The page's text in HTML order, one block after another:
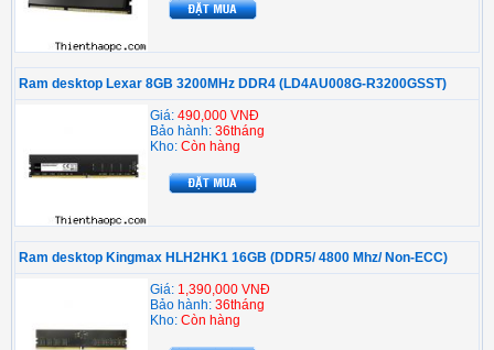
Ram desktop Lexar 8GB 3200MHz DDR4 (LD4AU008G-R3200GSST)
Giá: 490,000 VNĐ
Bảo hành: 36tháng
Kho: Còn hàng
Ram desktop Kingmax HLH2HK1 16GB (DDR5/ 4800 Mhz/ Non-ECC)
Giá: 1,390,000 VNĐ
Bảo hành: 36tháng
Kho: Còn hàng